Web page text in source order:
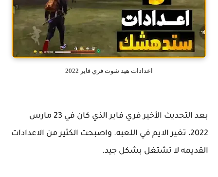
اعدادات هيد شوت فري فاير 2022
بعد التحديث الأخير فري فاير الذي كان في 23 مارس
2022، تغير الايم في اللعبه. واصبحت الكثير من الاعدادات
لا تشتغل بشكل جيد.